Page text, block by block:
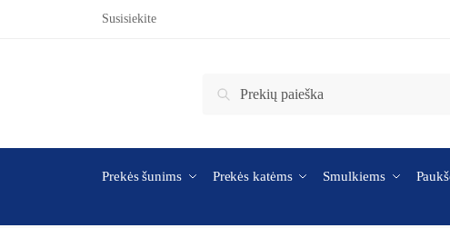
Skip to navigationSusisiekite
Ieškoti:
Ieškoti
Prekės šunims Prekės katėms Smulkiems